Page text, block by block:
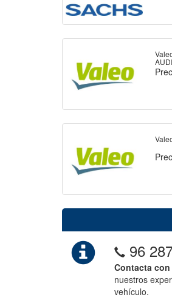
96
Contacta
nuestros
vehículo.